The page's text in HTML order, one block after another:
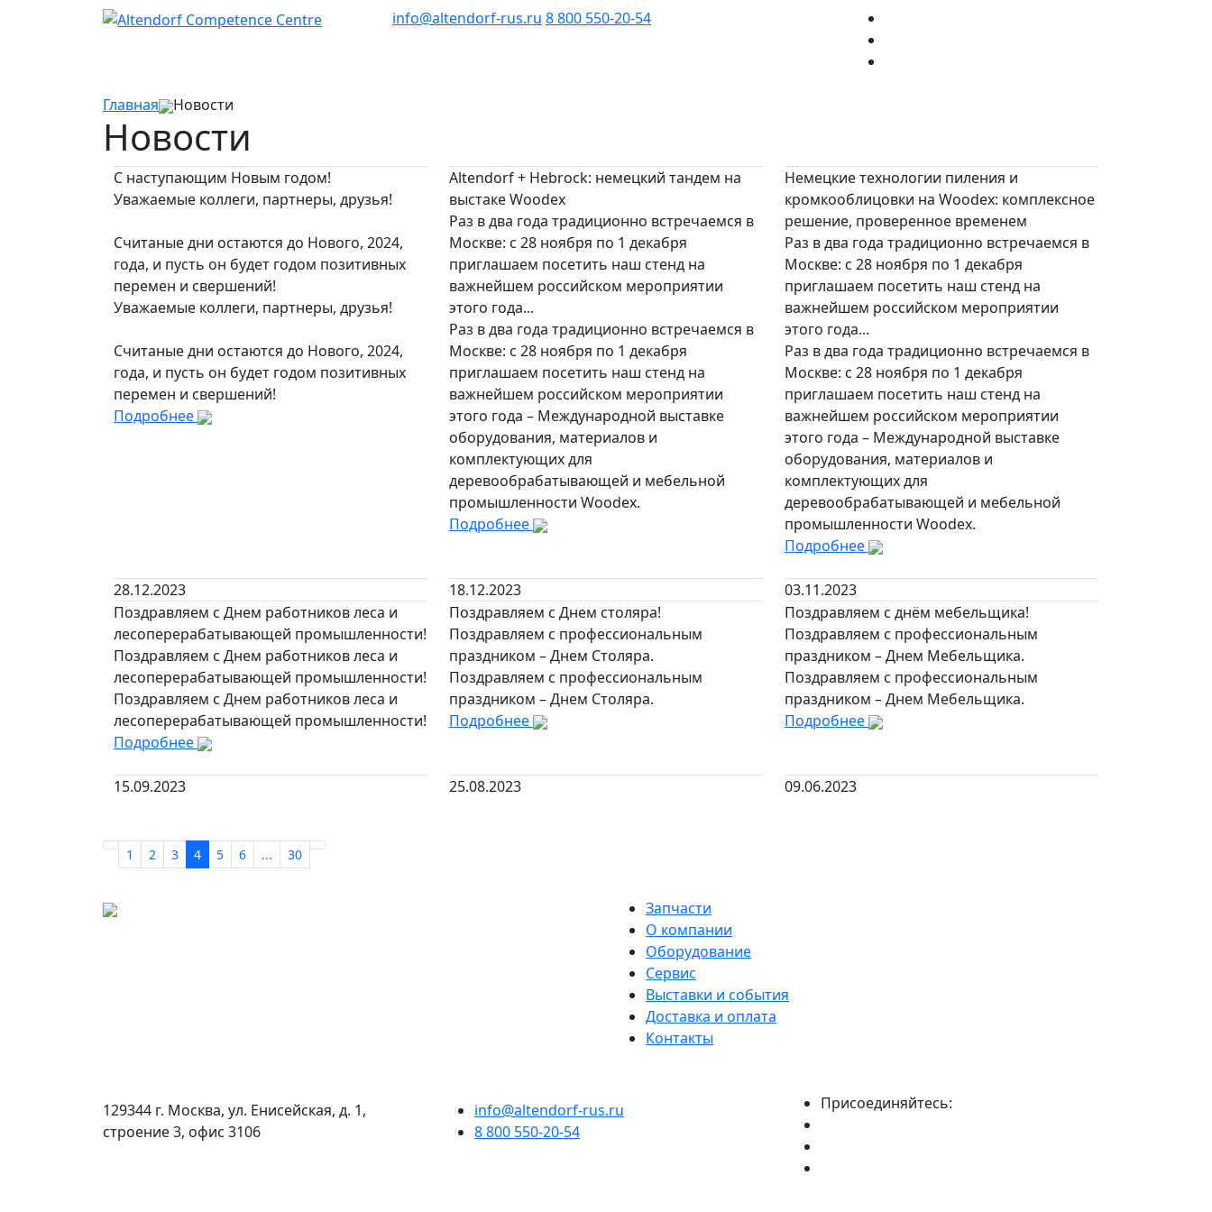
info@altendorf-rus.ru 8 800 550-20-54
Главная Новости
Новости
С наступающим Новым годом!
Уважаемые коллеги, партнеры, друзья!
Считаные дни остаются до Нового, 2024,
года, и пусть он будет годом позитивных
перемен и свершений!
Уважаемые коллеги, партнеры, друзья!
Считаные дни остаются до Нового, 2024,
года, и пусть он будет годом позитивных
перемен и свершений!
Подробнее
28.12.2023
Altendorf + Hebrock: немецкий тандем на
выстаке Woodex
Раз в два года традиционно встречаемся в
Москве: с 28 ноября по 1 декабря
приглашаем посетить наш стенд на
важнейшем российском мероприятии
этого года...
Раз в два года традиционно встречаемся в
Москве: с 28 ноября по 1 декабря
приглашаем посетить наш стенд на
важнейшем российском мероприятии
этого года – Международной выставке
оборудования, материалов и
комплектующих для
деревообрабатывающей и мебельной
промышленности Woodex.
Подробнее
18.12.2023
Немецкие технологии пиления и
кромкооблицовки на Woodex: комплексное
решение, проверенное временем
Раз в два года традиционно встречаемся в
Москве: с 28 ноября по 1 декабря
приглашаем посетить наш стенд на
важнейшем российском мероприятии
этого года...
Раз в два года традиционно встречаемся в
Москве: с 28 ноября по 1 декабря
приглашаем посетить наш стенд на
важнейшем российском мероприятии
этого года – Международной выставке
оборудования, материалов и
комплектующих для
деревообрабатывающей и мебельной
промышленности Woodex.
Подробнее
03.11.2023
Поздравляем с Днем работников леса и
лесоперерабатывающей промышленности!
Поздравляем с Днем работников леса и
лесоперерабатывающей промышленности!
Поздравляем с Днем работников леса и
лесоперерабатывающей промышленности!
Подробнее
15.09.2023
Поздравляем с Днем столяра!
Поздравляем с профессиональным
праздником – Днем Столяра.
Поздравляем с профессиональным
праздником – Днем Столяра.
Подробнее
25.08.2023
Поздравляем с днём мебельщика!
Поздравляем с профессиональным
праздником – Днем Мебельщика.
Поздравляем с профессиональным
праздником – Днем Мебельщика.
Подробнее
09.06.2023
1 2 3 4 5 6 ... 30
Запчасти
О компании
Оборудование
Сервис
Выставки и события
Доставка и оплата
Контакты
129344 г. Москва, ул. Енисейская, д. 1,
строение 3, офис 3106
info@altendorf-rus.ru
8 800 550-20-54
Присоединяйтесь: